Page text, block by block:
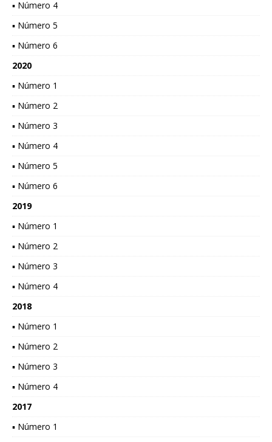
▪ Número 4
▪ Número 5
▪ Número 6
2020
▪ Número 1
▪ Número 2
▪ Número 3
▪ Número 4
▪ Número 5
▪ Número 6
2019
▪ Número 1
▪ Número 2
▪ Número 3
▪ Número 4
2018
▪ Número 1
▪ Número 2
▪ Número 3
▪ Número 4
2017
▪ Número 1